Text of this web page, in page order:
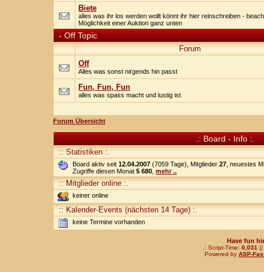
Biete
alles was ihr los werden wollt könnt ihr hier reinschreiben -
Möglichkeit einer Auktion ganz unten
- Off Topic
Forum
Off
Alles was sonst nirgends hin passt
Fun, Fun, Fun
alles was spass macht und lustig ist
Forum Übersicht
.: Board - Info :.
:: Statistiken :.
Board aktiv seit 12.04.2007 (7059 Tage), Mitglieder 27 , neuestes
Zugriffe diesen Monat 5 680 mehr ..
:: Mitglieder online :.
keiner online
:: Kalender-Events (nächsten 14 Tage) :.
keine Termine vorhanden
Have fun
.: Script-Time: 0,031 ||
Powered by ASP-